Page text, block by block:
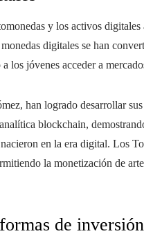
y los activos
digitales se han
los jóvenes acceder a
han logrado desarrollar
blockchain,
en la era digital. Los
la monetización de
de